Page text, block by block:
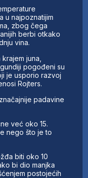
u najpoznatijim
zbog čega
berbi otkako
vina.
juna,
pogođeni su
je usporio razvoj
Rojters.
padavine
već oko 15.
nego što je to
biti oko 10
bi dio manjka
postojećih